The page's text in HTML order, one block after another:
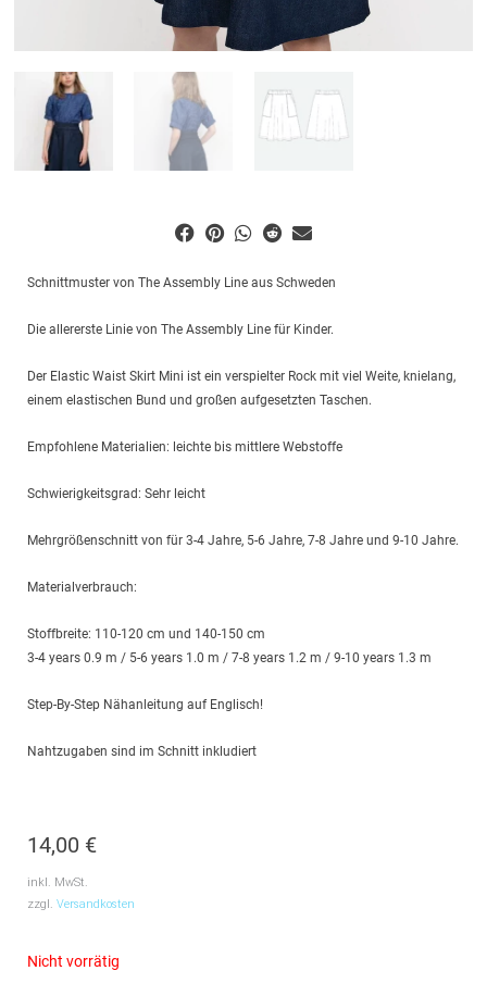
Schnittmuster von The Assembly Line aus Schweden
Die allererste Linie von The Assembly Line für Kinder.
Der Elastic Waist Skirt Mini ist ein verspielter Rock mit viel Weite, knielang,
einem elastischen Bund und großen aufgesetzten Taschen.
Empfohlene Materialien: leichte bis mittlere Webstoffe
Schwierigkeitsgrad: Sehr leicht
Mehrgrößenschnitt von für 3-4 Jahre, 5-6 Jahre, 7-8 Jahre und 9-10 Jahre.
Materialverbrauch:
Stoffbreite: 110-120 cm und 140-150 cm
3-4 years 0.9 m / 5-6 years 1.0 m / 7-8 years 1.2 m / 9-10 years 1.3 m
Step-By-Step Nähanleitung auf Englisch!
Nahtzugaben sind im Schnitt inkludiert
14,00 €
inkl. MwSt.
zzgl. Versandkosten
Nicht vorrätig